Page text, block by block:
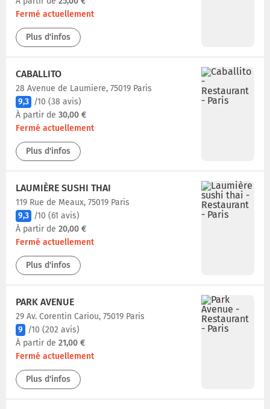
Fermé actuellement
Plus d'infos
CABALLITO
28 Avenue de Laumiere, 75019 Paris
9,3 /10 (38 avis)
À partir de 30,00 €
Fermé actuellement
Plus d'infos
LAUMIÈRE SUSHI THAI
119 Rue de Meaux, 75019 Paris
9,3 /10 (61 avis)
À partir de 20,00 €
Fermé actuellement
Plus d'infos
PARK AVENUE
29 Av. Corentin Cariou, 75019 Paris
9
/10 (202 avis)
À partir de 21,00 €
Fermé actuellement
Plus d'infos